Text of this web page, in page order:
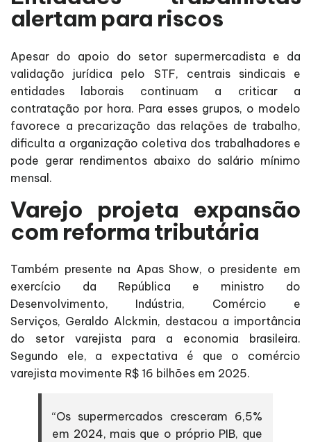
alertam para riscos
Apesar do apoio do setor supermercadista e da
validação jurídica pelo STF, centrais sindicais e
entidades laborais continuam a criticar a
contratação por hora. Para esses grupos, o modelo
favorece a precarização das relações de trabalho,
dificulta a organização coletiva dos trabalhadores e
pode gerar rendimentos abaixo do salário mínimo
mensal.
Varejo projeta expansão
com reforma tributária
Também presente na Apas Show, o presidente em
exercício da República e ministro do
Desenvolvimento, Indústria, Comércio e
Serviços, Geraldo Alckmin, destacou a importância
do setor varejista para a economia brasileira.
Segundo ele, a expectativa é que o comércio
varejista movimente R$ 16 bilhões em 2025.
“Os supermercados cresceram 6,5%
em 2024, mais que o próprio PIB, que